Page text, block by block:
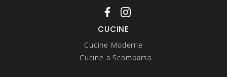
CUCINE
Cucine Moderne
Cucine a Scomparsa